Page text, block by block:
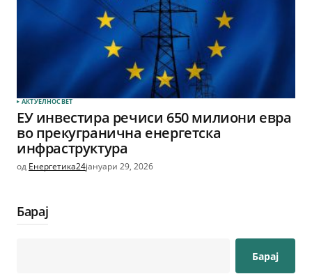
АКТУЕЛНОСВЕТ
ЕУ инвестира речиси 650 милиони евра
во прекугранична енергетска
инфраструктура
од Енергетика24јануари 29, 2026
Барај
Барај